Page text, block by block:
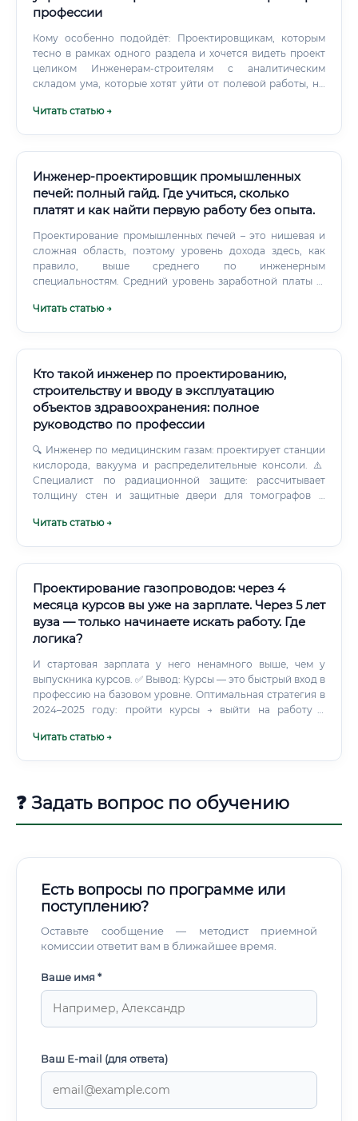
профессии
Кому особенно подойдёт: Проектировщикам, которым
тесно в рамках одного раздела и хочется видеть проект
целиком Инженерам-строителям с аналитическим
складом ума, которые хотят уйти от полевой работы, но
не абстрактная разработка, а реальный физический
ищут профессию с перспективой ⚡ Есть важная черта
характера, без которой в профессии будет сложно —
системное мышление. Специалист по автоматизации
постоянно работает с большим количеством
переменных.
Читать статью →
Инженер-проектировщик промышленных
печей: полный гайд. Где учиться, сколько
платят и как найти первую работу без опыта.
Проектирование промышленных печей – это нишевая и
сложная область, поэтому уровень дохода здесь, как
правило, выше среднего по инженерным
специальностям. Средний уровень заработной платы (в
высокие зарплаты предлагают в следующих секторах:
Читать статью →
Кто такой инженер по проектированию,
строительству и вводу в эксплуатацию
объектов здравоохранения: полное
руководство по профессии
🔍 Инженер по медицинским газам: проектирует станции
кислорода, вакуума и распределительные консоли. ⚠️
Специалист по радиационной защите: рассчитывает
толщину стен и защитные двери для томографов и
эксплуатацию: проводит финальные тесты и сдает объект
Читать статью →
Проектирование газопроводов: через 4
месяца курсов вы уже на зарплате. Через 5 лет
вуза — только начинаете искать работу. Где
логика?
И стартовая зарплата у него ненамного выше, чем у
выпускника курсов. ✅ Вывод: Курсы — это быстрый вход в
профессию на базовом уровне. Оптимальная стратегия в
2024–2025 году: пройти курсы → выйти на работу →
заочное обучение в вуз.
Читать статью →
❓ Задать вопрос по обучению
Есть вопросы по программе или
поступлению?
Оставьте сообщение — методист приемной
комиссии ответит вам в ближайшее время.
Ваше имя *
Ваш E-mail (для ответа)